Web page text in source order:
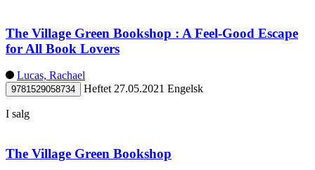
The Village Green Bookshop : A Feel-Good Escape
for All Book Lovers
Lucas, Rachael
9781529058734 Heftet 27.05.2021 Engelsk
I salg
The Village Green Bookshop